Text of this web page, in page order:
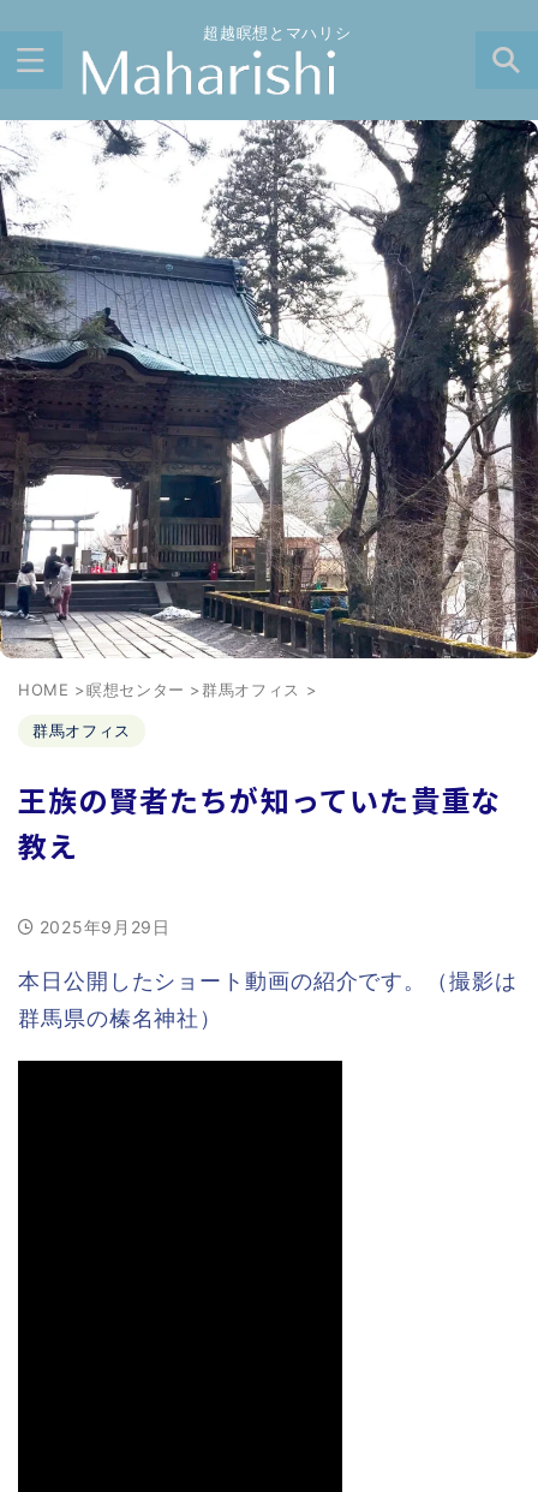
超越瞑想とマハリシ
HOME >瞑想センター >群馬オフィス >
群馬オフィス
王族の賢者たちが知っていた貴重な
教え
2025年9月29日
本日公開したショート動画の紹介です。（撮影は
群馬県の榛名神社）